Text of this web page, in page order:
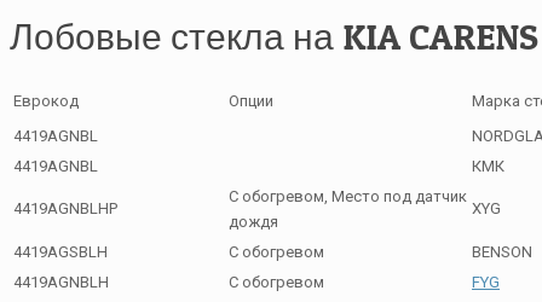
Лобовые стекла на KIA
Еврокод Опции
Марка
4419AGNBL
4419AGNBL
КМК
4419AGNBLHP
С обогревом, Место под датчик
дождя
XYG
4419AGSBLH С обогревом
BENSON
4419AGNBLH
С обогревом
FYG